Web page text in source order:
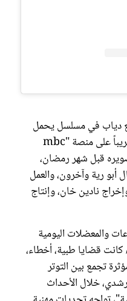
دياب في مسلسل يحمل
اسم "بنج كلي"، المُرتقب عرضه قريباً على منصة "mbc
قبل شهر رمضان،
أبو رية وآخرون، والعمل
نادين خان، وإنتاج
والمعضلات اليومية
قضايا طبية، أخطاء،
تجمع بين التوتر
رشدي، خلال الأحداث